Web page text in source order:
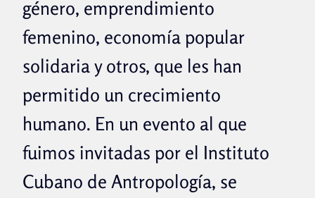
género, emprendimiento
femenino, economía popular
solidaria y otros, que les han
permitido un crecimiento
humano. En un evento al que
fuimos invitadas por el Instituto
Cubano de Antropología, se